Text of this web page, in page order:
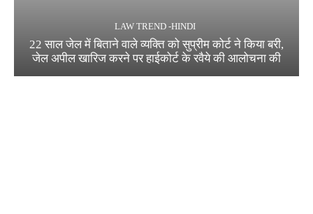
LAW TREND -HINDI
22 साल जेल में बिताने वाले व्यक्ति को सुप्रीम कोर्ट ने किया बरी,
जेल अपील खारिज करने पर हाईकोर्ट के रवैये की आलोचना की